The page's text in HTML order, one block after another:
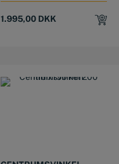
1.995,00 DKK